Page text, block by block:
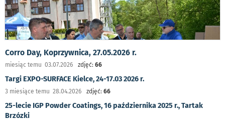
Corro Day, Koprzywnica, 27.05.2026 r.
miesiąc temu 03.07.2026 zdjęć: 66
Targi EXPO-SURFACE Kielce, 24-17.03 2026 r.
3 miesiące temu 28.04.2026 zdjęć: 66
25-lecie IGP Powder Coatings, 16 października 2025 r., Tartak
Brzózki